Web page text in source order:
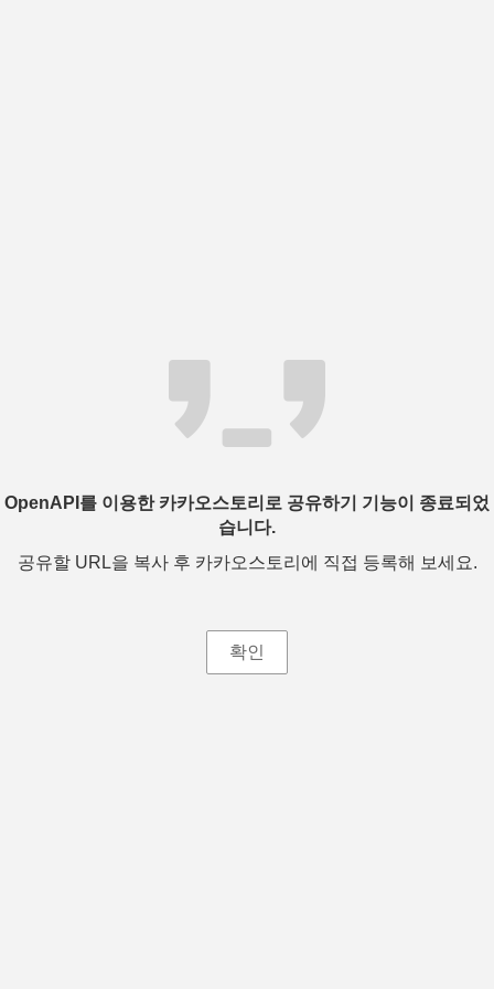
OpenAPI를 이용한 카카오스토리로 공유하기 기능이 종료되었
습니다.
공유할 URL을 복사 후 카카오스토리에 직접 등록해 보세요.
확인